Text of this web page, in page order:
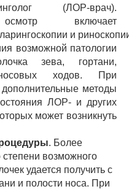
(ЛОР-врач).
осмотр включает
и
возможной патологии
зева, гортани,
ходов. При
методы
ЛОР- и других
может возникнуть
. Более
возможного
удается получить с
и полости носа. При